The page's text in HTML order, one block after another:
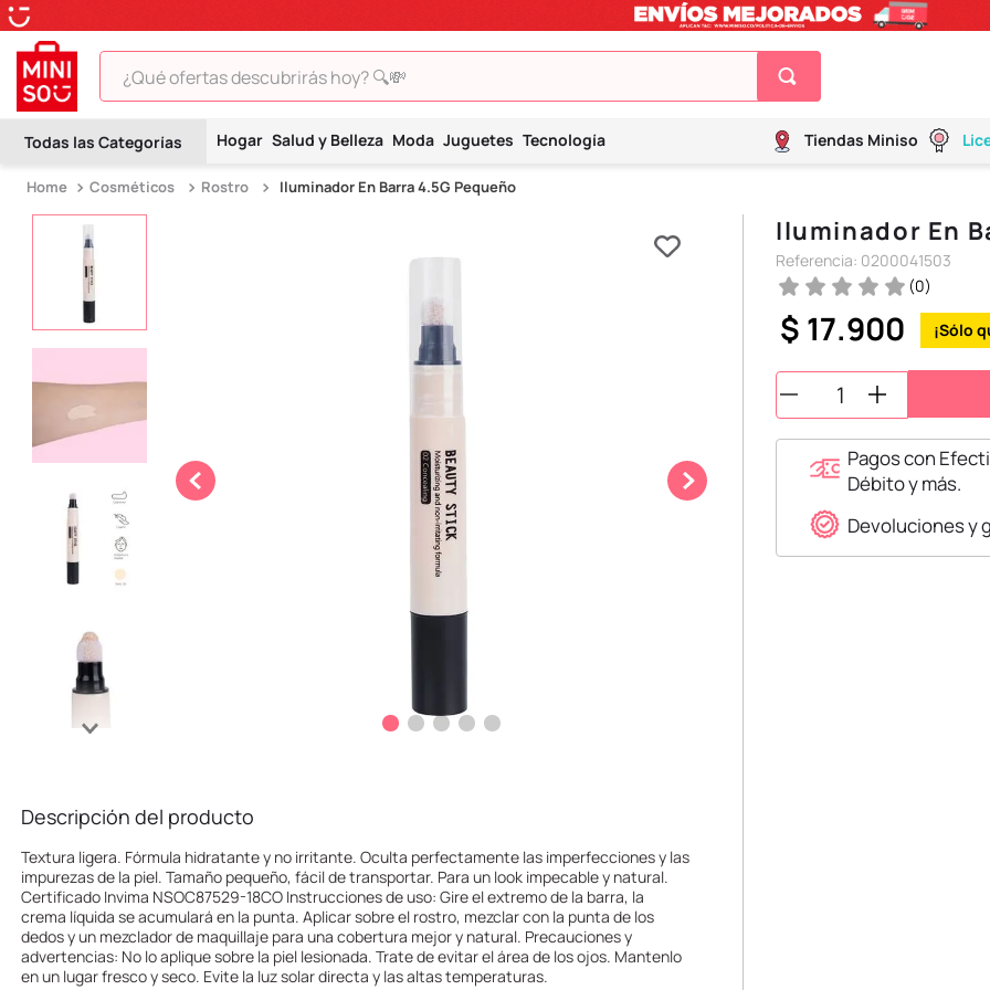
¿Qué ofertas descubrirás hoy? 🔍💸
Hogar Salud y Belleza Moda Juguetes Tecnología Tiendas Miniso
Cosméticos Rostro Iluminador En Barra 4.5G Pequeño
Descripción del producto
Textura ligera. Fórmula hidratante y no irritante. Oculta perfectamente las imperfecciones y las
impurezas de la piel. Tamaño pequeño, fácil de transportar. Para un look impecable y natural.
Certificado Invima NSOC87529-18CO Instrucciones de uso: Gire el extremo de la barra, la
crema líquida se acumulará en la punta. Aplicar sobre el rostro, mezclar con la punta de los
dedos y un mezclador de maquillaje para una cobertura mejor y natural. Precauciones y
advertencias: No lo aplique sobre la piel lesionada. Trate de evitar el área de los ojos. Mantenlo
en un lugar fresco y seco. Evite la luz solar directa y las altas temperaturas.
Iluminador En
Referencia: 0200041503
(0)
$ 17.900
Pagos con
Débito y más.
Devoluciones y
TÉRMINOS MÁS BUSCADOS
2
hello kitty
9.
llaveros
.